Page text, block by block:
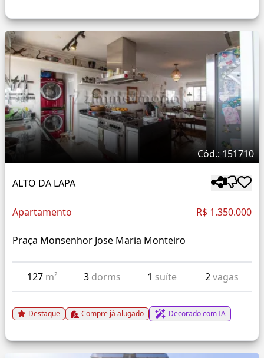
Cód.: 151710
ALTO DA LAPA
Apartamento R$ 1.350.000
Praça Monsenhor Jose Maria Monteiro
127 m² 3 dorms 1 suíte 2vagas
Destaque Compre já alugado Decorado com IA